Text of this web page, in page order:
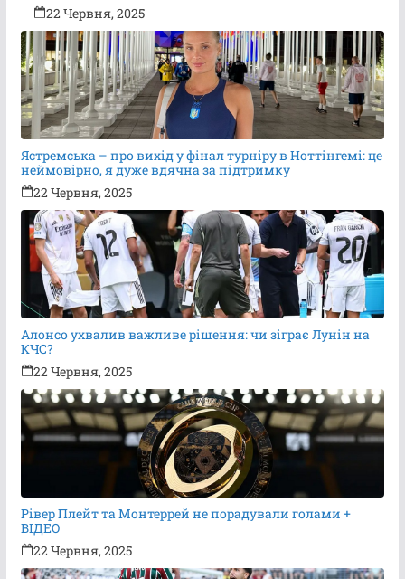
22 Червня, 2025
Ястремська – про вихід у фінал турніру в Ноттінгемі: це
неймовірно, я дуже вдячна за підтримку
22 Червня, 2025
Алонсо ухвалив важливе рішення: чи зіграє Лунін на
КЧС?
22 Червня, 2025
Рівер Плейт та Монтеррей не порадували голами +
ВІДЕО
22 Червня, 2025